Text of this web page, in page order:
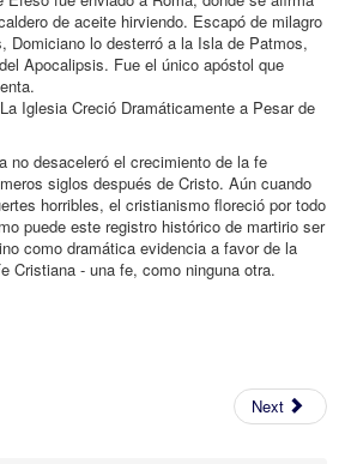
de aceite hirviendo. Escapó de milagro
Domiciano lo desterró a la Isla de Patmos,
Apocalipsis. Fue el único apóstol que
Iglesia Creció Dramáticamente a Pesar de
no desaceleró el crecimiento de la fe
siglos después de Cristo. Aún cuando
horribles, el cristianismo floreció por todo
puede este registro histórico de martirio ser
como dramática evidencia a favor de la
Cristiana - una fe, como ninguna otra.
Next